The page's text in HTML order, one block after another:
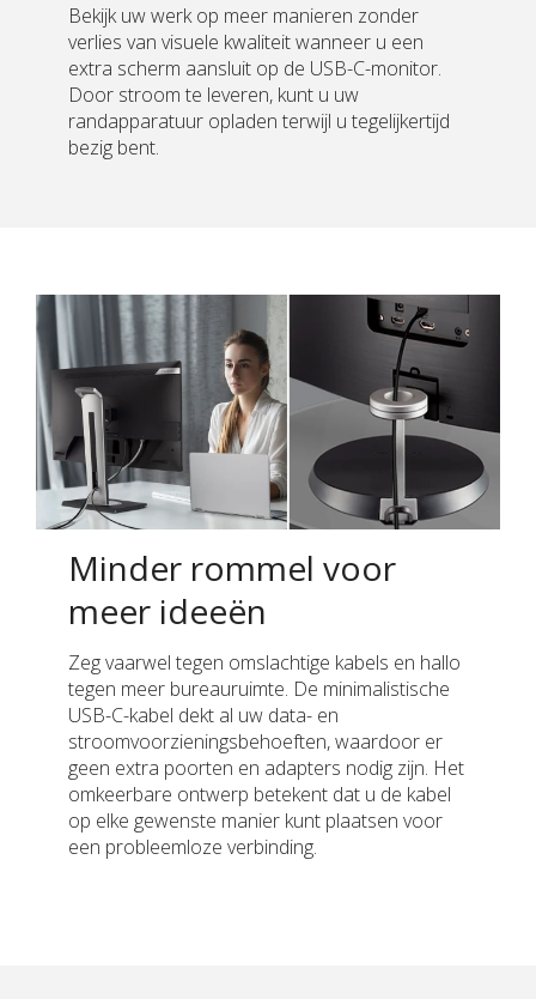
Bekijk uw werk op meer manieren zonder
verlies van visuele kwaliteit wanneer u een
extra scherm aansluit op de USB-C-monitor.
Door stroom te leveren, kunt u uw
randapparatuur opladen terwijl u tegelijkertijd
bezig bent.
Minder rommel voor
meer ideeën
Zeg vaarwel tegen omslachtige kabels en hallo
tegen meer bureauruimte. De minimalistische
USB-C-kabel dekt al uw data- en
stroomvoorzieningsbehoeften, waardoor er
geen extra poorten en adapters nodig zijn. Het
omkeerbare ontwerp betekent dat u de kabel
op elke gewenste manier kunt plaatsen voor
een probleemloze verbinding.